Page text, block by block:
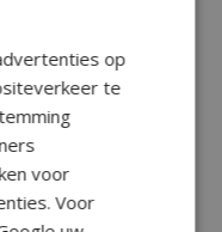
op
te
voor
Voor